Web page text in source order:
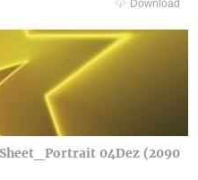
Download
04Dez (2090